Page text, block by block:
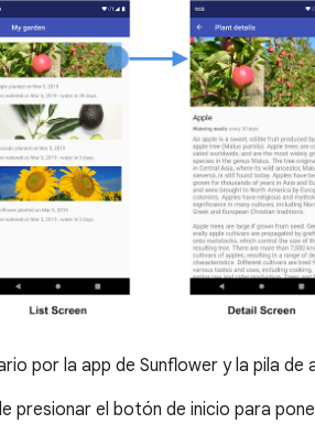
por la app de Sunflower y la pila
presionar el botón de inicio para